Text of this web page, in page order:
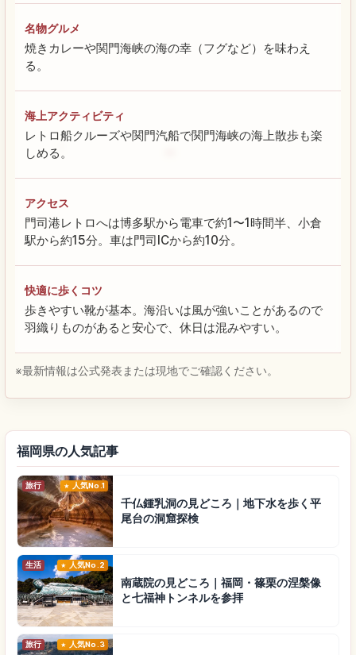
名物グルメ
焼きカレーや関門海峡の海の幸（フグなど）を味わえ
る。
海上アクティビティ
レトロ船クルーズや関門汽船で関門海峡の海上散歩も楽
しめる。
アクセス
門司港レトロへは博多駅から電車で約1〜1時間半、小倉
駅から約15分。車は門司ICから約10分。
快適に歩くコツ
歩きやすい靴が基本。海沿いは風が強いことがあるので
羽織りものがあると安心で、休日は混みやすい。
※最新情報は公式発表または現地でご確認ください。
福岡県の人気記事
旅行 人気No.1
千仏鍾乳洞の見どころ｜地下水を歩く平
尾台の洞窟探検
生活 人気No.2
南蔵院の見どころ｜福岡・篠栗の涅槃像
と七福神トンネルを参拝
旅行 人気No.3